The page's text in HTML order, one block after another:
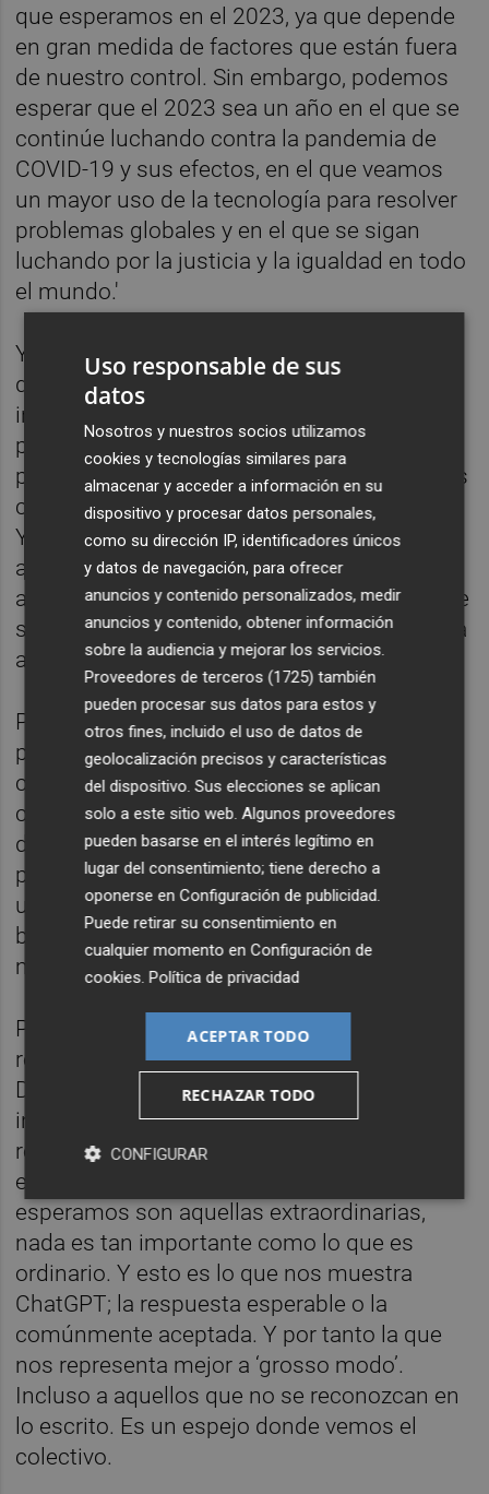
que esperamos en el 2023, ya que depende
en gran medida de factores que están fuera
de nuestro control. Sin embargo, podemos
esperar que el 2023 sea un año en el que se
continúe luchando contra la pandemia de
COVID-19 y sus efectos, en el que veamos
un mayor uso de la tecnología para resolver
problemas globales y en el que se sigan
luchando por la justicia y la igualdad en todo
el mundo.'
Yo no he escrito ni una sola palabra de lo
que han leído. Lo ha hecho ChatGPT la
inteligencia artificial que pone a golpe de
pregunta asustarte o ilusionarte con su
propia existencia. Cada uno puede sacar sus
conclusiones sobre la calidad del resultado.
Yo soy de los que piensan que no sustituirá
a la creatividad, aunque los discursos y
artículos vacíos han encontrado su forma de
ser fabricados, que no escritos, en masa. Y a
alguno eso puede inquietarle con razón.
Pero lo interesante de esta herramienta es,
precisamente, que nos permite mirar a lo
común. Ver en una capa superficial lo que
conformamos entre todas y todos. Por eso
de entre todos los artículos de refrito que
puedes leer estos días este, el que escribe
una maquina buceando en esta enorme
base de datos que es nuestro mundo, es el
más interesante.
Porque esta inteligencia funciona como
relator a tiempo real de nuestro momento.
Dice lo que entre todos le enseñamos,
inconscientemente, que debe decir. Y su
respuesta es precisamente valiosa porque
es tópica. Aunque las grandes historias que
esperamos son aquellas extraordinarias,
nada es tan importante como lo que es
ordinario. Y esto es lo que nos muestra
ChatGPT; la respuesta esperable o la
comúnmente aceptada. Y por tanto la que
nos representa mejor a ‘grosso modo’.
Incluso a aquellos que no se reconozcan en
lo escrito. Es un espejo donde vemos el
colectivo.
Uso responsable de sus
datos
Nosotros y nuestros socios utilizamos
cookies y tecnologías similares para
almacenar y acceder a información en su
dispositivo y procesar datos personales,
como su dirección IP, identificadores únicos
y datos de navegación, para ofrecer
anuncios y contenido personalizados, medir
anuncios y contenido, obtener información
sobre la audiencia y mejorar los servicios.
Proveedores de terceros (1725) también
pueden procesar sus datos para estos y
otros fines, incluido el uso de datos de
geolocalización precisos y características
del dispositivo. Sus elecciones se aplican
solo a este sitio web. Algunos proveedores
pueden basarse en el interés legítimo en
lugar del consentimiento; tiene derecho a
oponerse enConfiguración de publicidad.
Puede retirar su consentimiento en
cualquier momento enConfiguración de
cookies.Política de privacidad
ACEPTAR TODO
RECHAZAR TODO
CONFIGURAR